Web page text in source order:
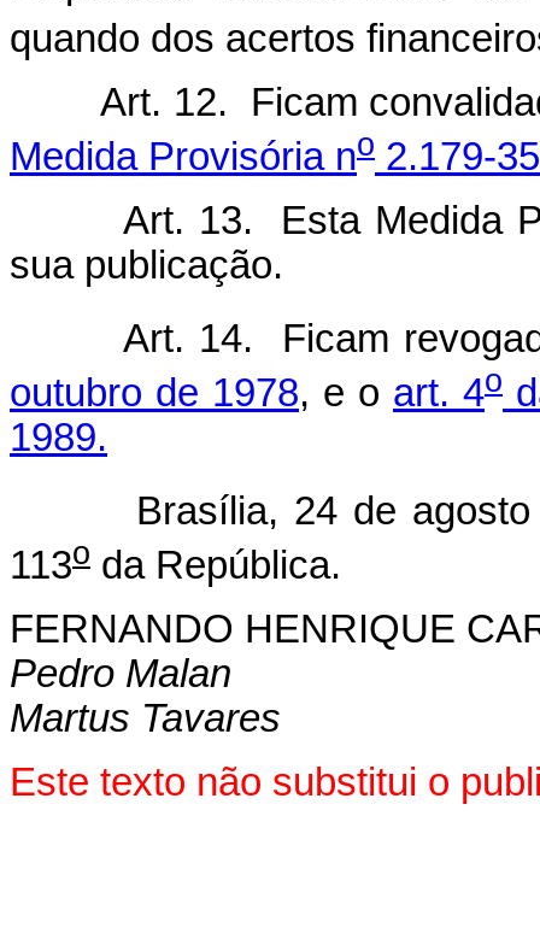
quando dos acertos
Art. 12. Ficam
Medida Provisória no 2.179-
Art. 13. Esta Medida
sua publicação.
Art. 14. Ficam
outubro de 1978, e o art. 4o
1989.
Brasília, 24 de agosto
113o da República.
FERNANDO HENRIQUE
Pedro Malan
Martus Tavares
Este texto não substitui o